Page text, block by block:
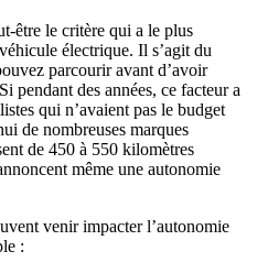
être le critère qui a le plus
électrique. Il s’agit du
parcourir avant d’avoir
pendant des années, ce facteur a
qui n’avaient pas le budget
de nombreuses marques
de 450 à 550 kilomètres
même une autonomie
venir impacter l’autonomie
: